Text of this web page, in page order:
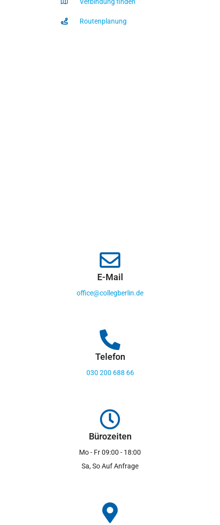
Routenplanung
E-Mail
office@collegberlin.de
Telefon
030 200 688 66
Bürozeiten
Mo - Fr 09:00 - 18:00
Sa, So Auf Anfrage